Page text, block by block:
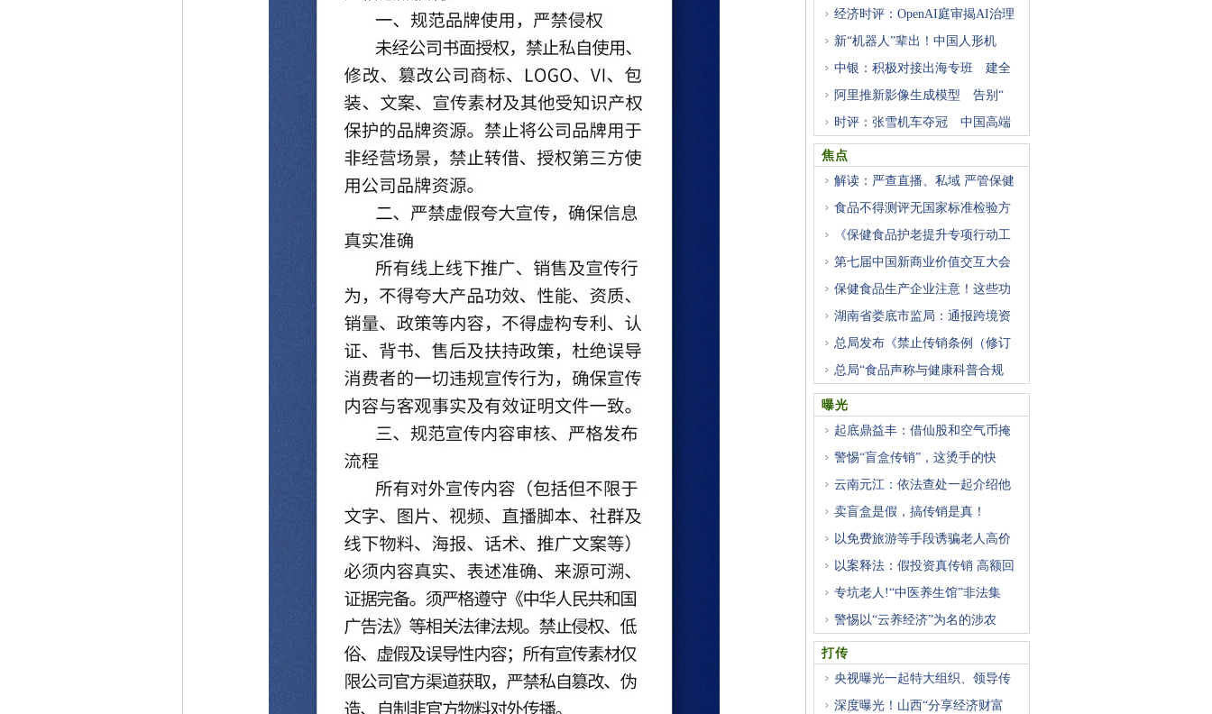
经济时评：OpenAI庭审揭AI治理
新“机器人”辈出！中国人形机
中银：积极对接出海专班 建全
阿里推新影像生成模型 告别“
时评：张雪机车夺冠 中国高端
焦点
解读：严查直播、私域 严管保健
食品不得测评无国家标准检验方
《保健食品护老提升专项行动工
第七届中国新商业价值交互大会
保健食品生产企业注意！这些功
湖南省娄底市监局：通报跨境资
总局发布《禁止传销条例（修订
总局“食品声称与健康科普合规
曝光
起底鼎益丰：借仙股和空气币掩
警惕“盲盒传销”，这烫手的快
云南元江：依法查处一起介绍他
卖盲盒是假，搞传销是真！
以免费旅游等手段诱骗老人高价
以案释法：假投资真传销 高额回
专坑老人!“中医养生馆”非法集
警惕以“云养经济”为名的涉农
打传
央视曝光一起特大组织、领导传
深度曝光！山西“分享经济财富